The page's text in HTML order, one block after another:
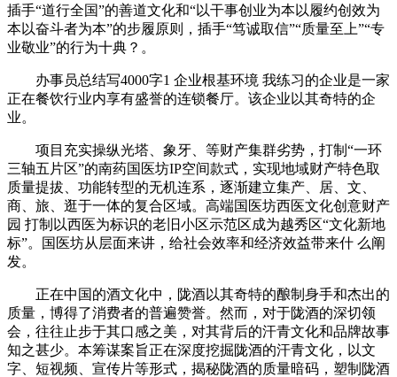
插手“道行全国”的善道文化和“以干事创业为本以履约创效为
本以奋斗者为本”的步履原则，插手“笃诚取信”“质量至上”“专
业敬业”的行为十典？。
办事员总结写4000字1 企业根基环境 我练习的企业是一家
正在餐饮行业内享有盛誉的连锁餐厅。该企业以其奇特的企
业。
项目充实操纵光塔、象牙、等财产集群劣势，打制“一环
三轴五片区”的南药国医坊IP空间款式，实现地域财产特色取
质量提拔、功能转型的无机连系，逐渐建立集产、居、文、
商、旅、逛于一体的复合区域。高端国医坊西医文化创意财产
园 打制以西医为标识的老旧小区示范区成为越秀区“文化新地
标”。国医坊从层面来讲，给社会效率和经济效益带来什 么阐
发。
正在中国的酒文化中，陇酒以其奇特的酿制身手和杰出的
质量，博得了消费者的普遍赞誉。然而，对于陇酒的深切领
会，往往止步于其口感之美，对其背后的汗青文化和品牌故事
知之甚少。本筹谋案旨正在深度挖掘陇酒的汗青文化，以文
字、短视频、宣传片等形式，揭秘陇酒的质量暗码，塑制陇酒